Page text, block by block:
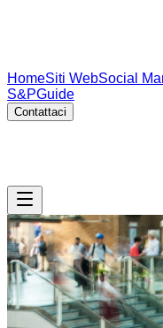
HomeSiti WebSocial
S&PGuide
Contattaci